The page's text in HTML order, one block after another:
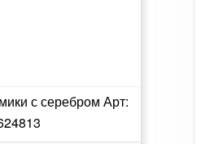
с серебром Арт: